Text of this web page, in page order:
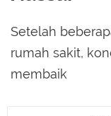
Setelah
rumah sakit,
membaik